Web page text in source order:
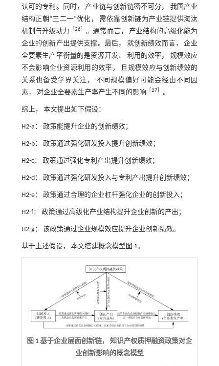
认可的专利。同时， 产业链与创新链密不可分， 我国产业
结构正朝“三二一”优化， 需依靠创新链为产业链提供淘汰
机制与升级动力 ［26
。通常而言， 产业结构的高级化能为
企业的创新产出提供支撑。最后， 就创新绩效而言， 企业
全要素生产率衡量的是资源开发、 利用的效率， 规模效应
不会影响企业资源利用的效率， 且规模效应与创新绩效的
关系也备受学界关注， 不同规模偏好可能会经由不同因
素， 对企业全要素生产率产生不同的影响
27］ 。
综上， 本文提出如下假设：
H2-a： 政策能提升企业的创新绩效；
H2-b： 政策通过强化研发投入提升创新绩效；
H2-c： 政策通过强化专利产出提升创新绩效；
H2-d： 政策通过强化研发投入与专利产出提升创新绩效；
H2-e： 政策通过合理的企业杠杆强化企业的创新投入；
H2-f： 政策通过高级化产业结构提升企业创新的产出；
H2-g： 该政策通过企业规模效应提升企业创新绩效。
基于上述假设， 本文搭建概念模型图 1。
图 1 基于企业层面创新链， 知识产权质押融资政策对企
业创新影响的概念模型